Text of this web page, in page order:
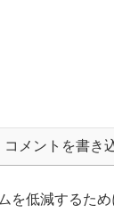
コメントを書き
を低減するた